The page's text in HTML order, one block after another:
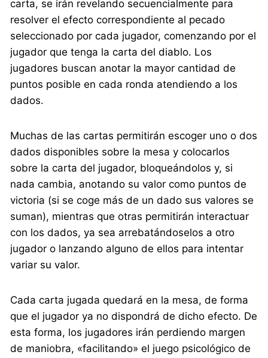
carta, se irán revelando secuencialmente para
resolver el efecto correspondiente al pecado
seleccionado por cada jugador, comenzando por el
jugador que tenga la carta del diablo. Los
jugadores buscan anotar la mayor cantidad de
puntos posible en cada ronda atendiendo a los
dados.
Muchas de las cartas permitirán escoger uno o dos
dados disponibles sobre la mesa y colocarlos
sobre la carta del jugador, bloqueándolos y, si
nada cambia, anotando su valor como puntos de
victoria (si se coge más de un dado sus valores se
suman), mientras que otras permitirán interactuar
con los dados, ya sea arrebatándoselos a otro
jugador o lanzando alguno de ellos para intentar
variar su valor.
Cada carta jugada quedará en la mesa, de forma
que el jugador ya no dispondrá de dicho efecto. De
esta forma, los jugadores irán perdiendo margen
de maniobra, «facilitando» el juego psicológico de